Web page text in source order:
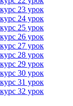
23 урок
24 урок
25 урок
26 урок
27 урок
28 урок
29 урок
30 урок
31 урок
32 урок